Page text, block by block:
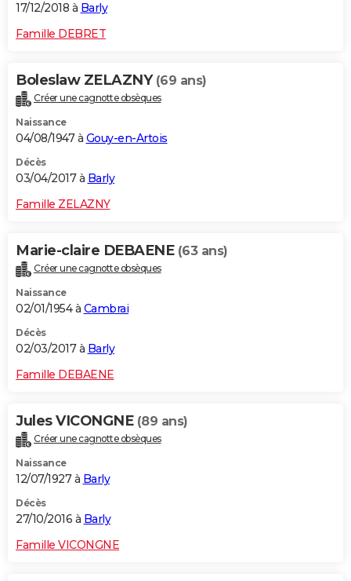
17/12/2018 à Barly
Famille DEBRET
Boleslaw ZELAZNY (69 ans)
Créer une cagnotte obsèques
Naissance
04/08/1947 à Gouy-en-Artois
Décès
03/04/2017 à Barly
Famille ZELAZNY
Marie-claire DEBAENE (63 ans)
Créer une cagnotte obsèques
Naissance
02/01/1954 à Cambrai
Décès
02/03/2017 à Barly
Famille DEBAENE
Jules VICONGNE (89 ans)
Créer une cagnotte obsèques
Naissance
12/07/1927 à Barly
Décès
27/10/2016 à Barly
Famille VICONGNE